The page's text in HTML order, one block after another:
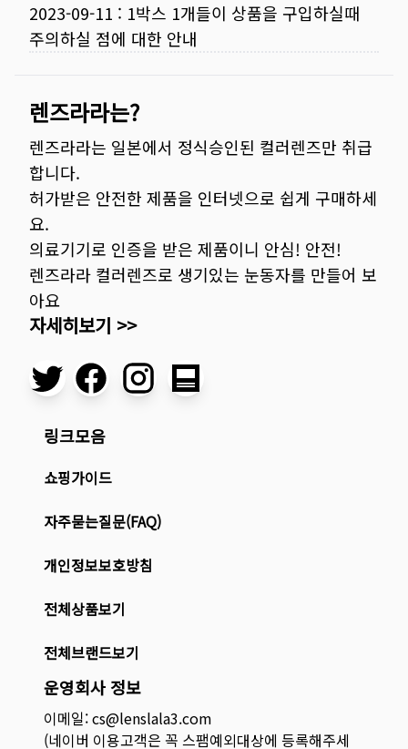
2023-09-11 : 1박스 1개들이 상품을 구입하실때
주의하실 점에 대한 안내
렌즈라라는?
렌즈라라는 일본에서 정식승인된 컬러렌즈만 취급
합니다.
허가받은 안전한 제품을 인터넷으로 쉽게 구매하세
요.
의료기기로 인증을 받은 제품이니 안심! 안전!
렌즈라라 컬러렌즈로 생기있는 눈동자를 만들어 보
아요
자세히보기 >>
링크모음
쇼핑가이드
자주묻는질문(FAQ)
개인정보보호방침
전체상품보기
전체브랜드보기
운영회사 정보
이메일: cs@lenslala3.com
(네이버 이용고객은 꼭 스팸예외대상에 등록해주세